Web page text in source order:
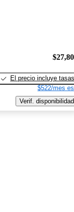
El precio incluye tasas
$522/mes
Verif. disponibilidad